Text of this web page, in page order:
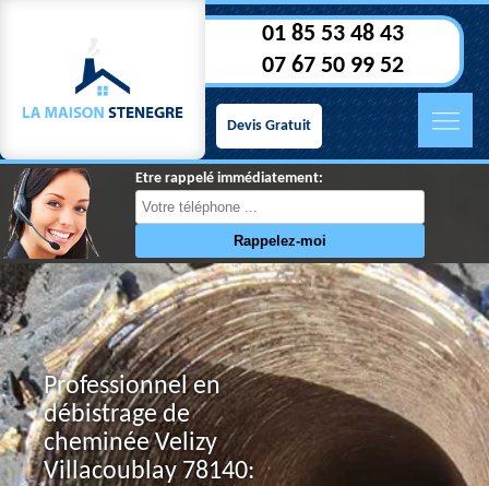
01 85 53 48 43
07 67 50 99 52
Devis Gratuit
Etre rappelé immédiatement:
Professionnel en
débistrage de
cheminée Velizy
Villacoublay 78140: